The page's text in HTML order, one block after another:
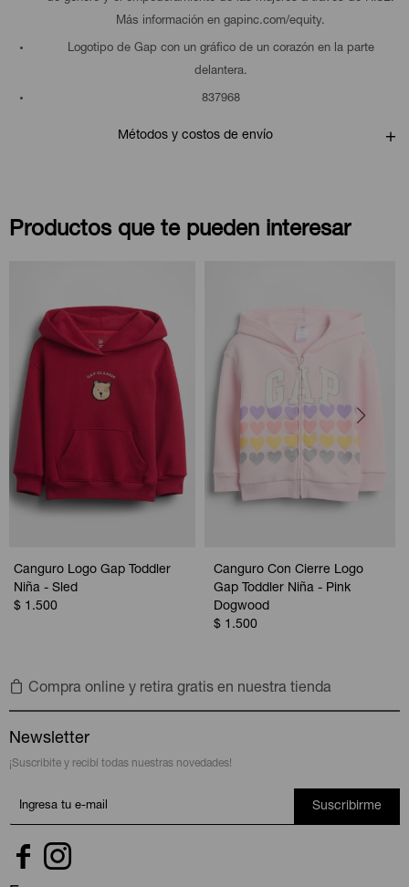
Más información en gapinc.com/equity.
Logotipo de Gap con un gráfico de un corazón en la parte
delantera.
837968
Métodos y costos de envío
Productos que te pueden interesar
Canguro Logo Gap Toddler
Niña - Sled
$ 1.500
Canguro Con Cierre Logo
Gap Toddler Niña - Pink
Dogwood
$ 1.500
Compra online y retira gratis en nuestra tienda
Newsletter
¡Suscribite y recibí todas nuestras novedades!
Suscribirme
 